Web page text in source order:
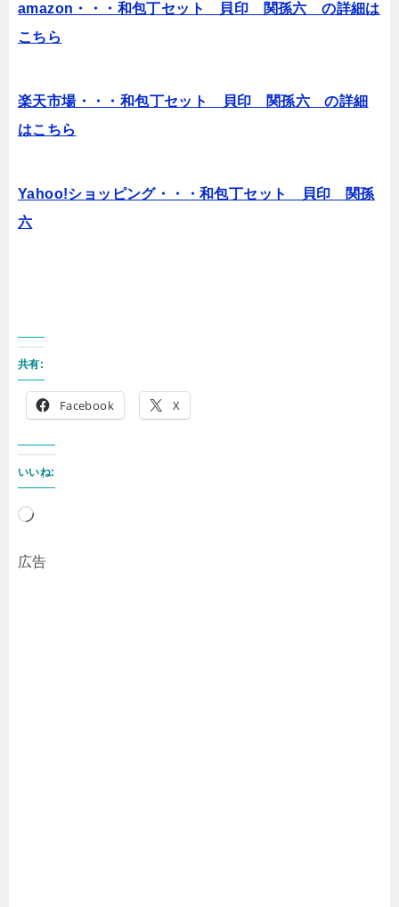
amazon・・・和包丁セット 貝印 関孫六 の詳細は
こちら
楽天市場・・・和包丁セット 貝印 関孫六 の詳細
はこちら
Yahoo!ショッピング・・・和包丁セット 貝印 関孫
六
共有:
Facebook X
いいね:
読
込
広告